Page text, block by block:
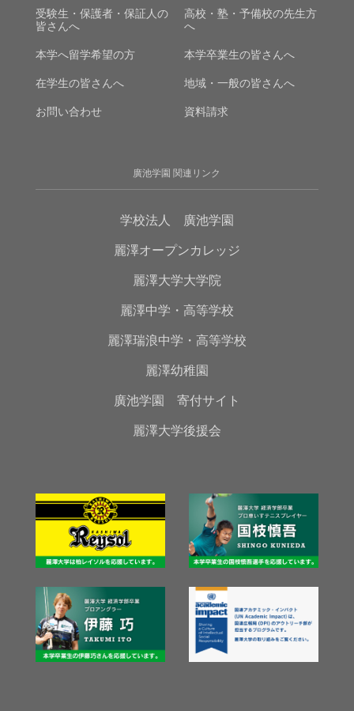
受験生・保護者・保証人の
皆さんへ
高校・塾・予備校の先生方
へ
本学へ留学希望の方 本学卒業生の皆さんへ
在学生の皆さんへ 地域・一般の皆さんへ
お問い合わせ 資料請求
廣池学園 関連リンク
学校法人 廣池学園
麗澤オープンカレッジ
麗澤大学大学院
麗澤中学・高等学校
麗澤瑞浪中学・高等学校
麗澤幼稚園
廣池学園 寄付サイト
麗澤大学後援会